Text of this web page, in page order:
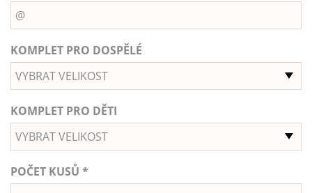
KOMPLET PRO DOSPĚLÉ
VYBRAT VELIKOST
KOMPLET PRO DĚTI
VYBRAT VELIKOST
POČET KUSŮ *